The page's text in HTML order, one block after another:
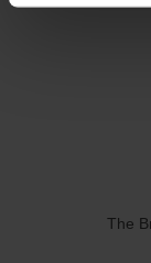
The